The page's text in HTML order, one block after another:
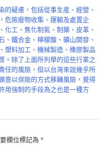
的疑慮，包括從事生産、經營、
危險廢物收集、運輸及處置企
化工、焦化制氣、制藥、皮革、
、鐵合金、檸檬酸、礦山開發、
塑料加工、機械製造、橡膠製品
。除了上面所列舉的這些行業之
任的風險，但以台灣來說幾乎所
意以保險的方式移轉風險，覺得
用強制的手段為之也是一種方
欄位標記為 *